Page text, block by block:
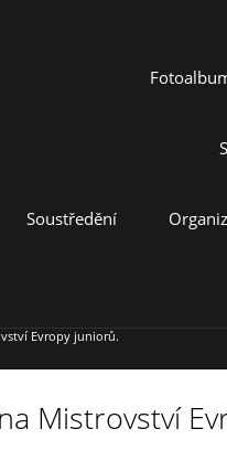
Soustředění
Evropy juniorů.
Mistrovství